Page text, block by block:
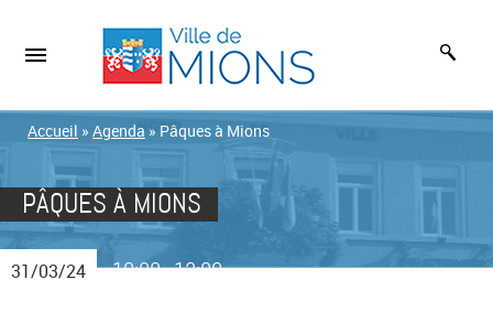
Accueil » Agenda » Pâques à Mions
PÂQUES À MIONS
31/03/24 10:00-13:00